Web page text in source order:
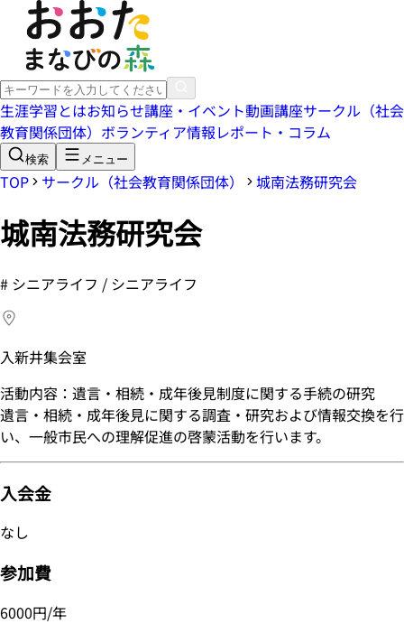
生涯学習とはお知らせ講座・イベント動画講座サークル（社会
教育関係団体） ボランティア情報レポート・コラム
検索 メニュー
TOP サークル（社会教育関係団体） 城南法務研究会
城南法務研究会
# シニアライフ / シニアライフ
入新井集会室
活動内容：遺言・相続・成年後見制度に関する手続の研究
遺言・相続・成年後見に関する調査・研究および情報交換を行
い、一般市民への理解促進の啓蒙活動を行います。
入会金
なし
参加費
6000円/年